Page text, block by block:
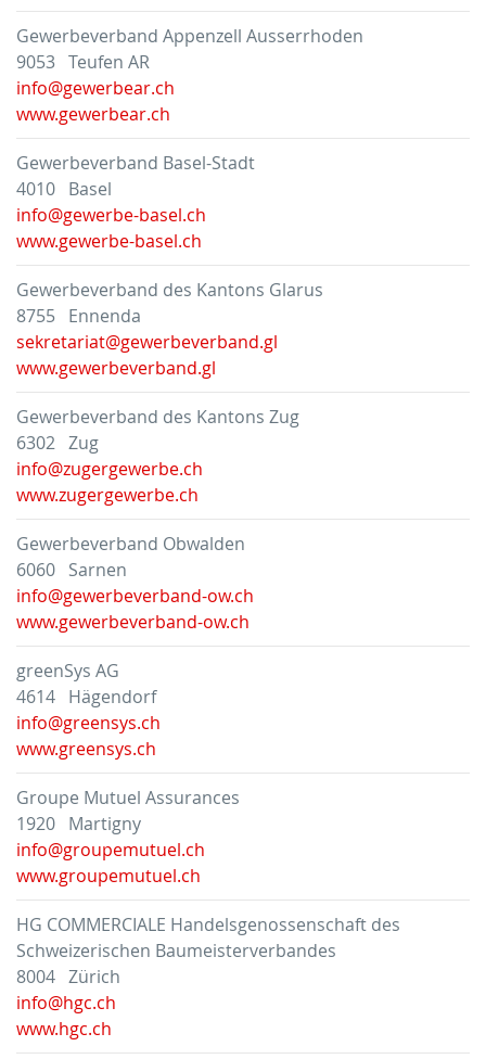
Gewerbeverband Appenzell Ausserrhoden
9053 Teufen AR
info@gewerbear.ch
www.gewerbear.ch
Gewerbeverband Basel-Stadt
4010 Basel
info@gewerbe-basel.ch
www.gewerbe-basel.ch
Gewerbeverband des Kantons Glarus
8755 Ennenda
sekretariat@gewerbeverband.gl
www.gewerbeverband.gl
Gewerbeverband des Kantons Zug
6302 Zug
info@zugergewerbe.ch
www.zugergewerbe.ch
Gewerbeverband Obwalden
6060 Sarnen
info@gewerbeverband-ow.ch
www.gewerbeverband-ow.ch
greenSys AG
4614 Hägendorf
info@greensys.ch
www.greensys.ch
Groupe Mutuel Assurances
1920 Martigny
info@groupemutuel.ch
www.groupemutuel.ch
HG COMMERCIALE Handelsgenossenschaft des
Schweizerischen Baumeisterverbandes
8004 Zürich
info@hgc.ch
www.hgc.ch